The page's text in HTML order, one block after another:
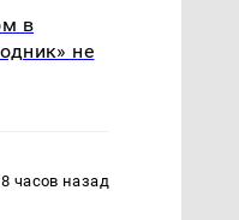
в
не
8 часов назад